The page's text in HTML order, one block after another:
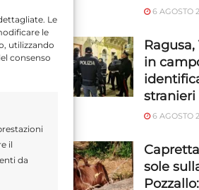
Le
le
utilizzando
consenso
il
da
6 AGOSTO
in
stranieri
6 AGOSTO
sole